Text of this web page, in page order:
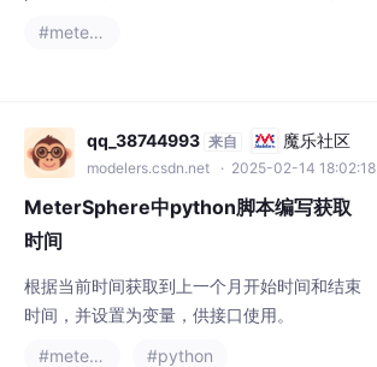
是可以安装和使用的特定软件，它是具有其他
子组件的软件包名称。ESXi是虚拟化
#metersphere
qq_38744993 来自 魔乐社区
modelers.csdn.net · 2025-02-14 18:02:18
MeterSphere中python脚本编写获取
时间
根据当前时间获取到上一个月开始时间和结束
时间，并设置为变量，供接口使用。
#metersphere
#python